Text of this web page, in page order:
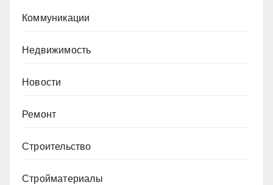
Коммуникации
Недвижимость
Новости
Ремонт
Строительство
Стройматериалы